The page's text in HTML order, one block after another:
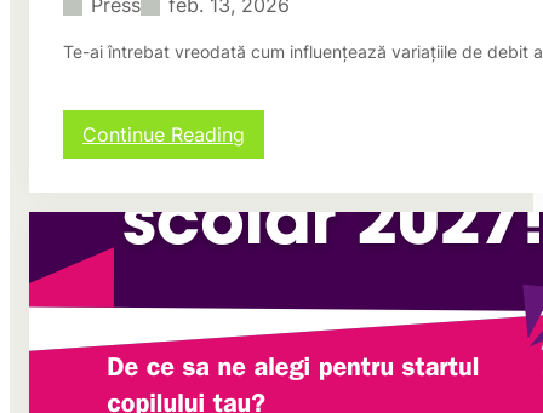
Te-ai întrebat vreodată cum influențează variațiile de debit
Continue Reading
Cotele
Ovidiu
nivelul
grafic
și